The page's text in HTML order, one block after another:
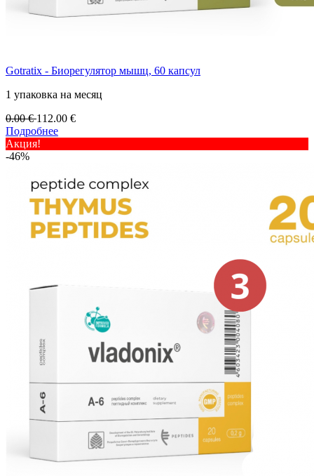
Gotratix - Биорегулятор мышц, 60 капсул
1 упаковка на месяц
0.00€112.00 €
Подробнее
Акция!
-46%